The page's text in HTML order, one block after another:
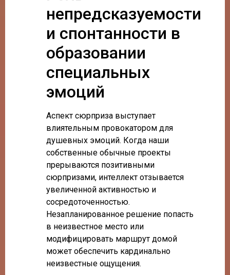
непредсказуемости
и спонтанности в
образовании
специальных
эмоций
Аспект сюрприза выступает
влиятельным провокатором для
душевных эмоций. Когда наши
собственные обычные проекты
прерываются позитивными
сюрпризами, интеллект отзывается
увеличенной активностью и
сосредоточенностью.
Незапланированное решение попасть
в неизвестное место или
модифицировать маршрут домой
может обеспечить кардинально
неизвестные ощущения.